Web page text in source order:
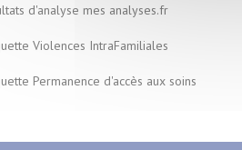
d'analyse mes analyses.fr
Violences IntraFamiliales
Permanence d'accès aux soins